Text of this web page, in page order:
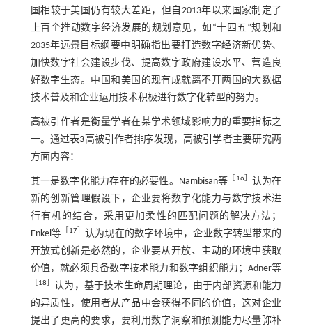
国相较于美国仍有较大差距，但自2013年以来国家制定了
上百个推动数字经济发展的规划意见，如“十四五”规划和
2035年远景目标纲要中明确指出要打造数字经济新优势、
加快数字社会建设步伐、提高数字政府建设水平、营造良
好数字生态。中国和美国的现有成就离不开两国的大数据
技术普及和企业运用技术积极进行数字化转型的努力。
高被引作者是衡量学者在某学术领域影响力的重要指标之
一。通过表3高被引作者排序发现，高被引学者主要研究两
方面内容：
其一是数字化能力存在的必要性。Nambisan等 16］ 认为在
新的创新管理假设下，企业要将数字化能力与数字技术进
行有机的结合，采用更加柔性的匹配问题的解决方法；
Enkel等［ 17］认为现在的数字环境中，企业数字转型带来的
开放式创新是必然的，企业要从开放、主动的环境中获取
价值，就必须具备数字技术能力和数字组织能力；Adner等
18 ］认为，基于技术生命周期理论，由于内部资源和能力
的异质性，使用者从产品中会获得不同的价值，这对企业
提出了更高的要求，要利用数字洞察和预测能力尽量弥补